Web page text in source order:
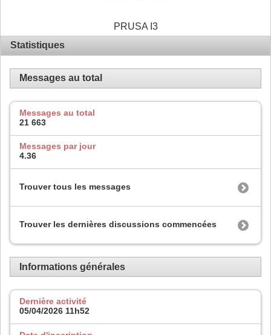
PRUSA I3
Statistiques
Messages au total
Messages au total
21 663
Messages par jour
4.36
Trouver tous les messages
Trouver les dernières discussions commencées
Informations générales
Dernière activité
05/04/2026 11h52